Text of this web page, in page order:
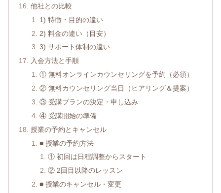
他社との比較
1) 特徴・目的の違い
2) 料金の違い（目安）
3) サポート体制の違い
入会方法と手順
① 無料オンラインカウンセリングを予約（必須）
② 無料カウンセリング当日（ヒアリング＆提案）
③ 受講プランの決定・申し込み
④ 受講開始の準備
授業の予約とキャンセル
■ 授業の予約方法
① 初回は日程調整からスタート
② 2回目以降のレッスン
■ 授業のキャンセル・変更